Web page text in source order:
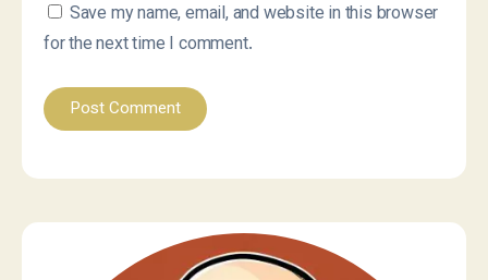
Save my name, email, and website in this browser
for the next time I comment.